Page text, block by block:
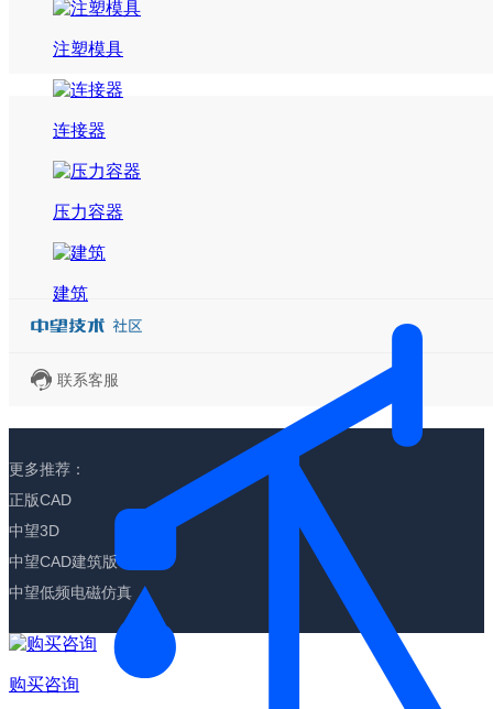
注塑模具
连接器
压力容器
建筑
联系客服
更多推荐：
正版CAD
中望3D
中望CAD建筑版
中望低频电磁仿真
购买咨询